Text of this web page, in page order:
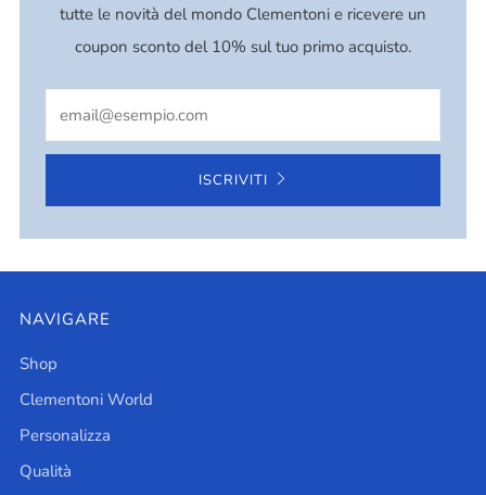
tutte le novità del mondo Clementoni e ricevere un
coupon sconto del 10% sul tuo primo acquisto.
ISCRIVITI
NAVIGARE
Shop
Clementoni World
Personalizza
Qualità